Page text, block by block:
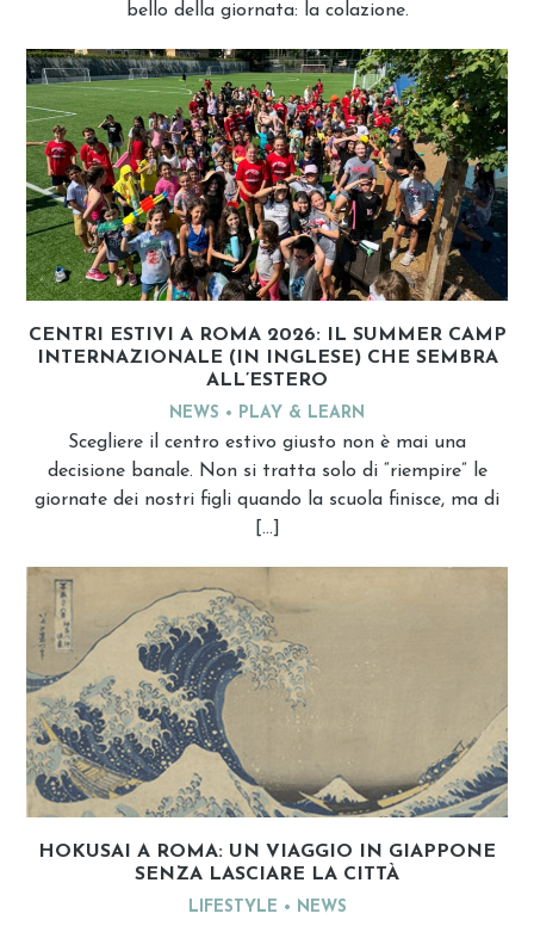
bello della giornata: la colazione.
CENTRI ESTIVI A ROMA 2026: IL SUMMER CAMP
INTERNAZIONALE (IN INGLESE) CHE SEMBRA
ALL’ESTERO
NEWS PLAY & LEARN
Scegliere il centro estivo giusto non è mai una
decisione banale. Non si tratta solo di “riempire” le
giornate dei nostri figli quando la scuola finisce, ma di
[…]
HOKUSAI A ROMA: UN VIAGGIO IN GIAPPONE
SENZA LASCIARE LA CITTÀ
LIFESTYLE NEWS